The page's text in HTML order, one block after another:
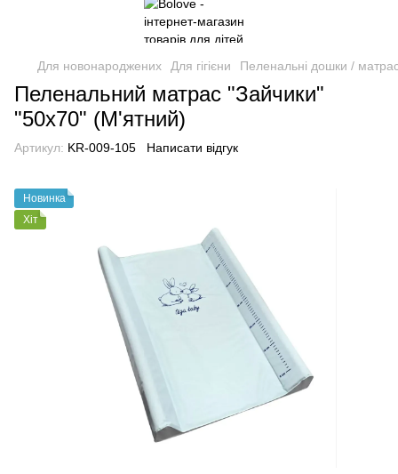
Для новонароджених Для гігієни Пеленальні дошки /
Пеленальний матрас "Зайчики"
"50х70" (М'ятний)
Артикул: KR-009-105 Написати відгук
Новинка
Хіт